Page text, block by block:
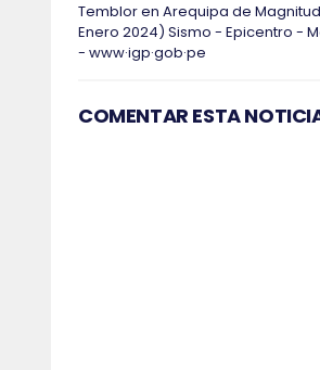
Temblor en Arequipa de
Enero 2024) Sismo - Epicentro -
- www·igp·gob·pe
COMENTAR ESTA